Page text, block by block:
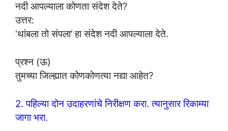
नदी आपल्याला कोणता संदेश देते?
उत्तर:
‘थांबला तो संपला’ हा संदेश नदी आपल्याला देते.
प्रश्न (ऊ)
तुमच्या जिल्ह्यात कोणकोणत्या नद्या आहेत?
2. पहिल्या दोन उदाहरणांचे निरीक्षण करा. त्यानुसार रिकाम्या
जागा भरा.